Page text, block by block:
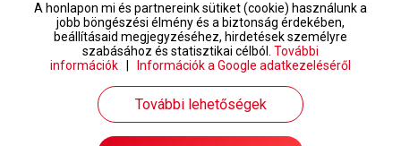
www.randivonal.hu © Copyright 1999-2026 Dating Central Europe Zrt.
A honlapon mi és partnereink sütiket (cookie) használunk a
jobb böngészési élmény és a biztonság érdekében,
beállításaid megjegyzéséhez, hirdetések személyre
szabásához és statisztikai célból. További
információk
Információk a Google adatkezeléséről
További lehetőségek